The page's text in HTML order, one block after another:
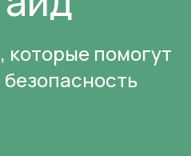
, которые помогут